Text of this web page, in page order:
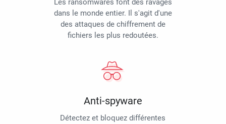
Les ransomwares font des ravages
dans le monde entier. Il s'agit d'une
des attaques de chiffrement de
fichiers les plus redoutées.
Anti-spyware
Détectez et bloquez différentes